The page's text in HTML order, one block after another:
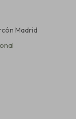
Madrid